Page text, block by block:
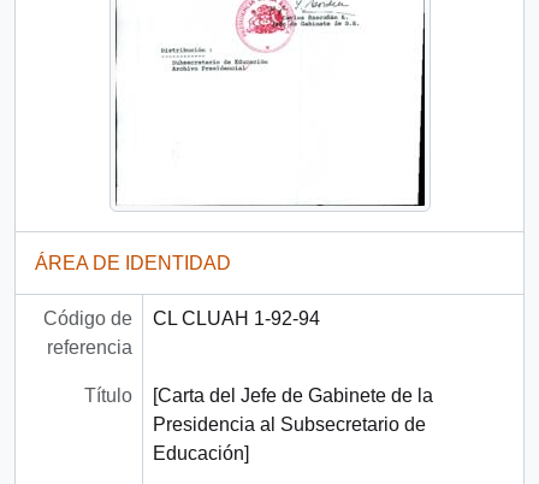
ÁREA DE IDENTIDAD
Código de
referencia
CL CLUAH 1-92-94
Título
[Carta del Jefe de Gabinete de la
Presidencia al Subsecretario de
Educación]